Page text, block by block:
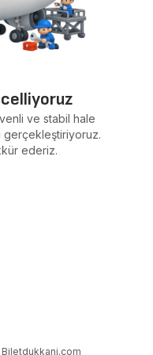
ve stabil hale
gerçekleştiriyoruz.
ederiz.
Biletdukkani.com